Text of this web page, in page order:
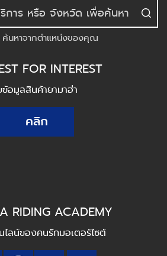
ค้นหาจากตำแหน่งของคุณ
FOR INTEREST
อมูลสินค้ายามาฮ่า
คลิก
RIDING ACADEMY
ลน์ของคนรักมอเตอร์ไซต์